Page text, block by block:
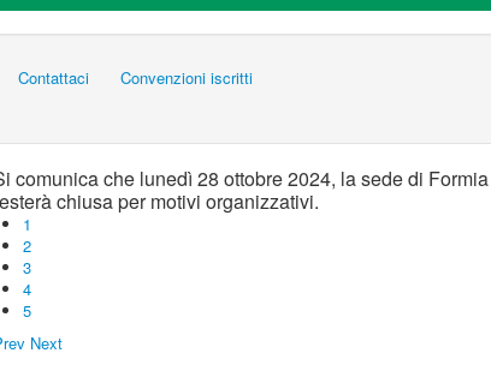
Contattaci Convenzioni iscritti
comunica che lunedì 28 ottobre 2024, la sede di Formia
chiusa per motivi organizzativi.
1
2
3
4
5
Next